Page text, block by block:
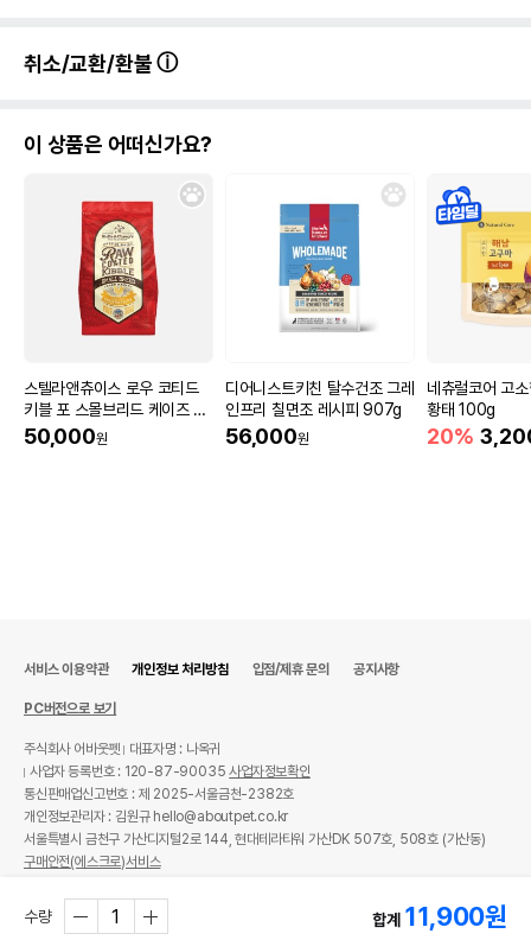
취소/교환/환불
이 상품은 어떠신가요?
스텔라앤츄이스 로우 코티드
키블 포 스몰브리드 케이즈 프
리 치킨 1.6kg
50,000원
디어니스트키친 탈수건조 그레
인프리 칠면조 레시피 907g
56,000원
네츄럴코어 고
황태 100g
20%
수량 합계 11,900원
서비스 이용약관 개인정보 처리방침 입점/제휴 문의 공지사항
PC버전으로 보기
주식회사 어바웃펫
대표자명 : 나옥귀
사업자 등록번호 : 120-87-90035사업자정보확인
통신판매업신고번호 : 제 2025-서울금천-2382호
개인정보관리자 : 김원규 hello@aboutpet.co.kr
서울특별시 금천구 가산디지털2로 144, 현대테라타워 가산DK 507호, 508호 (가산동)
구매안전(에스크로)서비스